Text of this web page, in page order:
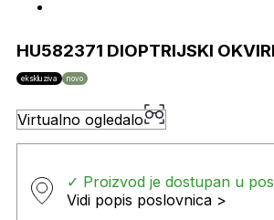
HU582371 DIOPTRIJSKI
ekskluziva novo
Virtualno ogledalo
✓ Proizvod je dostupan u
Vidi popis poslovnica >